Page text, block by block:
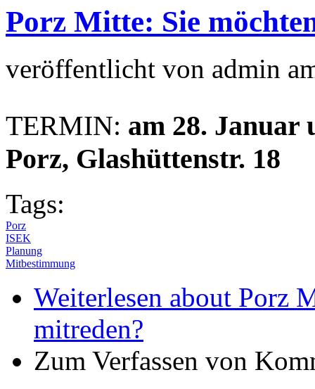
Porz Mitte: Sie
veröffentlicht von admin
TERMIN: am 28. Januar
Porz, Glashüttenstr. 18
Tags:
Porz
ISEK
Planung
Mitbestimmung
Weiterlesen about Porz
mitreden?
Zum Verfassen von